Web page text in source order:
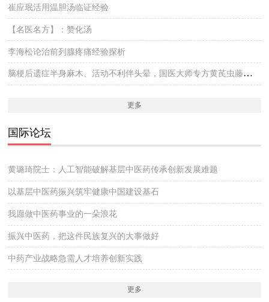
崔应珉活用温胆汤临证经验
【名医名方】：赞化汤
李海松论治前列腺疼痛经验探析
脑梗后遗症半身麻木、活动不利伴头晕，国医大师专方黄芪虫藤饮的实战医案
更多
国际论坛
黄璐琦院士：人工智能破解基层中医药传承创新发展难题
以基层中医药振兴筑牢健康中国建设基石
我愿做中医药事业的一朵浪花
振兴中医药，把这件民族复兴的大事做好
中药产业战略急需人才培养创新实践
更多